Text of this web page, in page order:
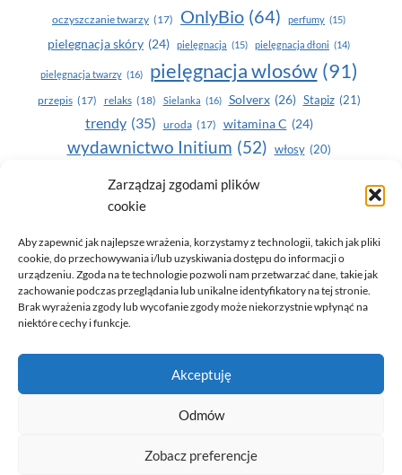
Zarządzaj zgodami plików
cookie
Aby zapewnić jak najlepsze wrażenia, korzystamy z technologii, takich jak pliki
cookie, do przechowywania i/lub uzyskiwania dostępu do informacji o
urządzeniu. Zgoda na te technologie pozwoli nam przetwarzać dane, takie jak
zachowanie podczas przeglądania lub unikalne identyfikatory na tej stronie.
Brak wyrażenia zgody lub wycofanie zgody może niekorzystnie wpłynąć na
niektóre cechy i funkcje.
Akceptuję
Odmów
Zobacz preferencje
oczyszczanie twarzy (17) OnlyBio (64) perfumy (15)
pielegnacja skóry (24) pielęgnacja (15) pielęgnacja dłoni (14)
pielęgnacja twarzy (16) pielęgnacja wlosów (91)
przepis (17) relaks (18) Sielanka (16) Solverx (26) Stapiz (21)
trendy (35) uroda (17) witamina C (24)
wydawnictwo Initium (52) włosy (20)
Yasumi(164) zdrowe zęby
zdrowie
© 2026 Only You - portal dla kobiet (uroda, moda, zdrowie)
opracowanie:AZDOBRESTRONY
Polityka prywatności i RODO